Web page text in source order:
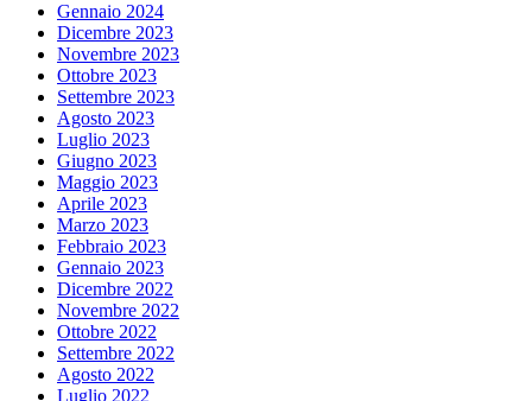
Gennaio 2024
Dicembre 2023
Novembre 2023
Ottobre 2023
Settembre 2023
Agosto 2023
Luglio 2023
Giugno 2023
Maggio 2023
Aprile 2023
Marzo 2023
Febbraio 2023
Gennaio 2023
Dicembre 2022
Novembre 2022
Ottobre 2022
Settembre 2022
Agosto 2022
Luglio 2022